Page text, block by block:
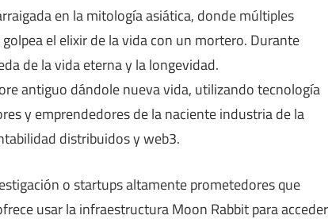
en la mitología asiática, donde múltiples
el elixir de la vida con un mortero. Durante
de la vida eterna y la longevidad.
antiguo dándole nueva vida, utilizando tecnología
y emprendedores de la naciente industria de la
distribuidos y web3.
o startups altamente prometedores que
usar la infraestructura Moon Rabbit para acceder